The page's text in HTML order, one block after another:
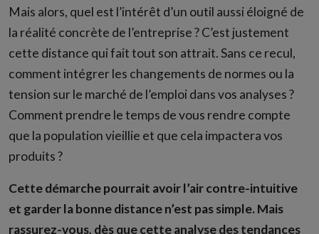
Mais alors, quel est l’intérêt d’un outil aussi éloigné de
la réalité concrète de l’entreprise ? C’est justement
cette distance qui fait tout son attrait. Sans ce recul,
comment intégrer les changements de normes ou la
tension sur le marché de l’emploi dans vos analyses ?
Comment prendre le temps de vous rendre compte
que la population vieillie et que cela impactera vos
produits ?
Cette démarche pourrait avoir l’air contre-intuitive
et garder la bonne distance n’est pas simple. Mais
rassurez-vous, dès que cette analyse des tendances